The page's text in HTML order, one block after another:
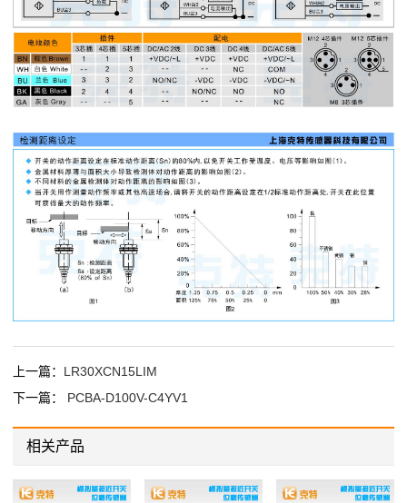
上一篇： LR30XCN15LIM
下一篇： PCBA-D100V-C4YV1
相关产品